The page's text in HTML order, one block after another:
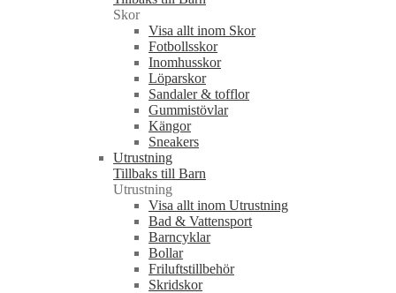
Skor
Visa allt inom Skor
Fotbollsskor
Inomhusskor
Löparskor
Sandaler & tofflor
Gummistövlar
Kängor
Sneakers
Utrustning
Tillbaks till Barn
Utrustning
Visa allt inom Utrustning
Bad & Vattensport
Barncyklar
Bollar
Friluftstillbehör
Skridskor